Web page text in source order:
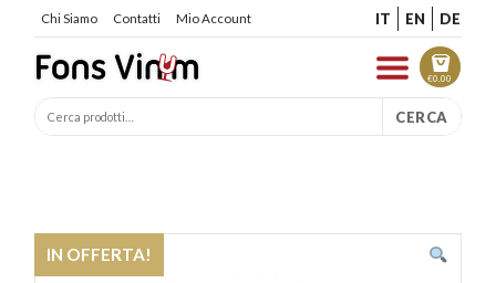
Chi Siamo Contatti Mio Account IT EN DE
€0.00
CERCA
IN OFFERTA!